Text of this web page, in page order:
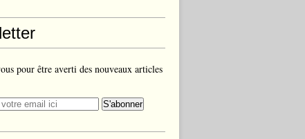
pour être averti des nouveaux articles